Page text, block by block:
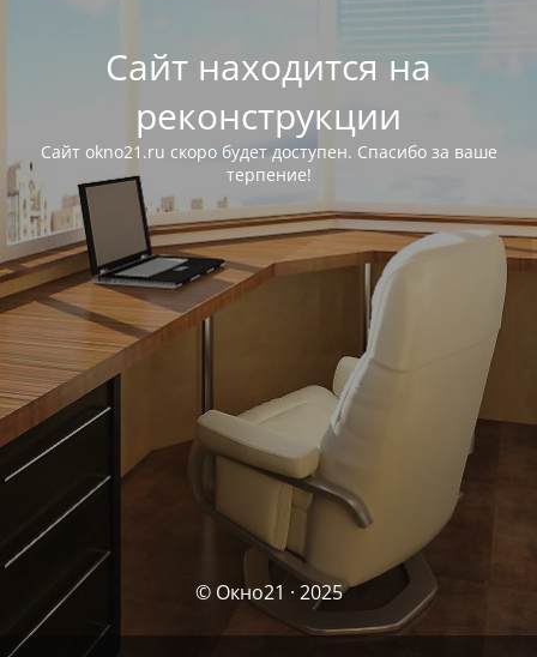
Сайт находится на
реконструкции
Сайт okno21.ru скоро будет доступен. Спасибо за ваше
терпение!
© Окно21 · 2025